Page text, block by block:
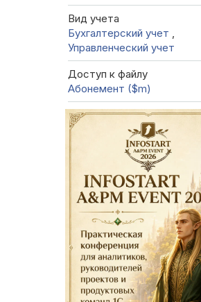
Вид учета
Бухгалтерский учет ,
Управленческий учет
Доступ к файлу
Абонемент ($m)